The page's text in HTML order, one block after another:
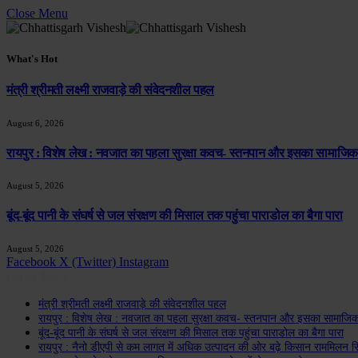
Close Menu
What's Hot
मंत्री श्रीमती लक्ष्मी राजवाड़े की संवेदनशील पहल
August 6, 2026
रायपुर : विशेष लेख : नवजात का पहला सुरक्षा कवच- स्तनपान और इसका सामाजिक
August 5, 2026
बूंद-बूंद पानी के संघर्ष से जल संरक्षण की मिसाल तक पहुंचा पाराडोल का बैगा पारा
August 5, 2026
Facebook X (Twitter) Instagram
मंत्री श्रीमती लक्ष्मी राजवाड़े की संवेदनशील पहल
रायपुर : विशेष लेख : नवजात का पहला सुरक्षा कवच- स्तनपान और इसका
बूंद-बूंद पानी के संघर्ष से जल संरक्षण की मिसाल तक पहुंचा पाराडोल का बैगा पारा
रायपुर : नैनो डीएपी से कम लागत में अधिक उत्पादन की ओर बढ़े किसान राममिलन